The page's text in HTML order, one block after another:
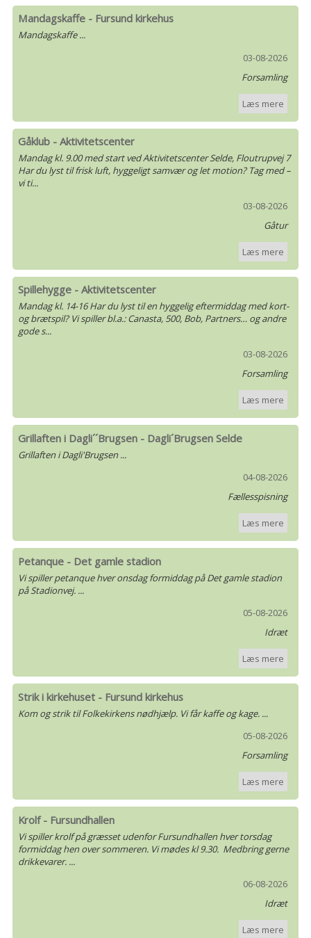
Mandagskaffe - Fursund kirkehus
Mandagskaffe ...
03-08-2026
Forsamling
Læs mere
Gåklub - Aktivitetscenter
Mandag kl. 9.00 med start ved Aktivitetscenter Selde, Floutrupvej 7
Har du lyst til frisk luft, hyggeligt samvær og let motion? Tag med –
vi ti...
03-08-2026
Gåtur
Læs mere
Spillehygge - Aktivitetscenter
Mandag kl. 14-16 Har du lyst til en hyggelig eftermiddag med kort-
og brætspil? Vi spiller bl.a.: Canasta, 500, Bob, Partners… og andre
gode s...
03-08-2026
Forsamling
Læs mere
Grillaften i Dagli´´Brugsen - Dagli´Brugsen Selde
Grillaften i Dagli'Brugsen ...
04-08-2026
Fællesspisning
Læs mere
Petanque - Det gamle stadion
Vi spiller petanque hver onsdag formiddag på Det gamle stadion
på Stadionvej. ...
05-08-2026
Idræt
Læs mere
Strik i kirkehuset - Fursund kirkehus
Kom og strik til Folkekirkens nødhjælp. Vi får kaffe og kage. ...
05-08-2026
Forsamling
Læs mere
Krolf - Fursundhallen
Vi spiller krolf på græsset udenfor Fursundhallen hver torsdag
formiddag hen over sommeren. Vi mødes kl 9.30. Medbring gerne
drikkevarer. ...
06-08-2026
Idræt
Læs mere